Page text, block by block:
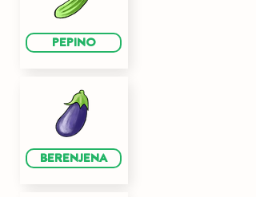
PEPINO
BERENJENA